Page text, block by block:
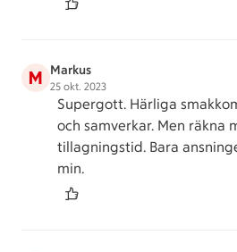
M Markus
25 okt. 2023
Supergott. Härliga
och samverkar. Men räkna
tillagningstid. Bara
min.